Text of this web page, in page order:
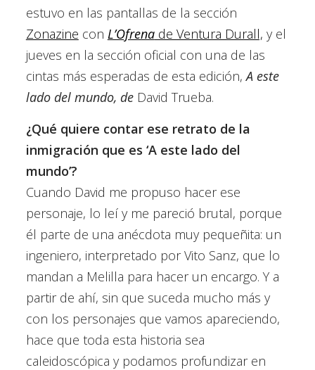
estuvo en las pantallas de la sección
Zonazine con L’Ofrenade Ventura Durall, y el
jueves en la sección oficial con una de las
cintas más esperadas de esta edición,A este
lado del mundo, de David Trueba.
¿Qué quiere contar ese retrato de la
inmigración que es ‘A este lado del
mundo’?
Cuando David me propuso hacer ese
personaje, lo leí y me pareció brutal, porque
él parte de una anécdota muy pequeñita: un
ingeniero, interpretado por Vito Sanz, que lo
mandan a Melilla para hacer un encargo. Y a
partir de ahí, sin que suceda mucho más y
con los personajes que vamos apareciendo,
hace que toda esta historia sea
caleidoscópica y podamos profundizar en